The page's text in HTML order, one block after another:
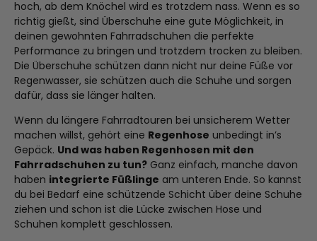
hoch, ab dem Knöchel wird es trotzdem nass. Wenn es so
richtig gießt, sind Überschuhe eine gute Möglichkeit, in
deinen gewohnten Fahrradschuhen die perfekte
Performance zu bringen und trotzdem trocken zu bleiben.
Die Überschuhe schützen dann nicht nur deine Füße vor
Regenwasser, sie schützen auch die Schuhe und sorgen
dafür, dass sie länger halten.
Wenn du längere Fahrradtouren bei unsicherem Wetter
machen willst, gehört eine Regenhose unbedingt in’s
Gepäck. Und was haben Regenhosen mit den
Fahrradschuhen zu tun? Ganz einfach, manche davon
haben integrierte Füßlinge am unteren Ende. So kannst
du bei Bedarf eine schützende Schicht über deine Schuhe
ziehen und schon ist die Lücke zwischen Hose und
Schuhen komplett geschlossen.